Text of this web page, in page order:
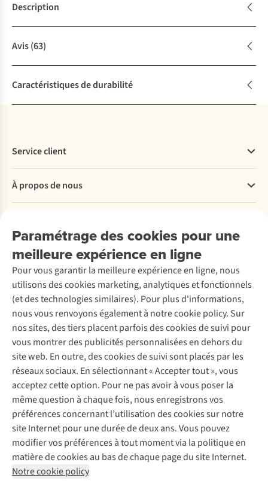
Description
Avis(63)
Caractéristiques de durabilité
Paramétrage des cookies pour une
meilleure expérience en ligne
Pour vous garantir la meilleure expérience en ligne, nous
utilisons des cookies marketing, analytiques et fonctionnels
(et des technologies similaires). Pour plus d'informations,
nous vous renvoyons également à notre cookie policy. Sur
nos sites, des tiers placent parfois des cookies de suivi pour
vous montrer des publicités personnalisées en dehors du
site web. En outre, des cookies de suivi sont placés par les
réseaux sociaux. En sélectionnant « Accepter tout », vous
acceptez cette option. Pour ne pas avoir à vous poser la
même question à chaque fois, nous enregistrons vos
préférences concernant l’utilisation des cookies sur notre
site Internet pour une durée de deux ans. Vous pouvez
modifier vos préférences à tout moment via la politique en
matière de cookies au bas de chaque page du site Internet.
Notre cookie policy
Service client
Commander
Payer
Retourner
Rétractation d'une commande
Entretien & réparations
Garantie
Contactez-nous
À propos de nous
Entreprise responsable
À propos d’Ayacucho
Nos magasins
À propos d’A.S.Adventure
Déclaration d'accessibilité
Location / Location sports d’hiver
Seconde-main
Entretien de ski
Service de lavage
Entretien de chaussures
Réparation de chaussures
Réparation de vêtements
Retouches
Pour les entreprises
Découvrez
A.S.Magazine
Explore Camp
Expertise & conseils
Abonnez-vous à la newsletter
Suivez-nous
Mentions légales
Politique de confidentialité
Conditions générales
Cookie Policy